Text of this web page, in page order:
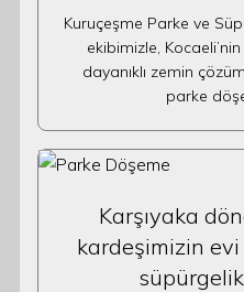
Kuruçeşme Parke ve
ekibimizle,
dayanıklı zemin
parke
Karşıyaka
kardeşimizin